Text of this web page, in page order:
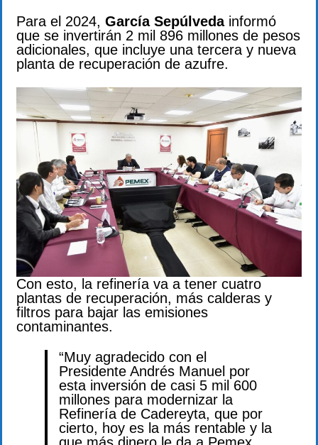
Para el 2024, García Sepúlvedainformó
que se invertirán 2 mil 896 millones de pesos
adicionales, que incluye una tercera y nueva
planta de recuperación de azufre.
Con esto, la refinería va a tener cuatro
plantas de recuperación, más calderas y
filtros para bajar las emisiones
contaminantes.
“Muy agradecido con el
Presidente Andrés Manuel por
esta inversión de casi 5 mil 600
millones para modernizar la
Refinería de Cadereyta, que por
cierto, hoy es la más rentable y la